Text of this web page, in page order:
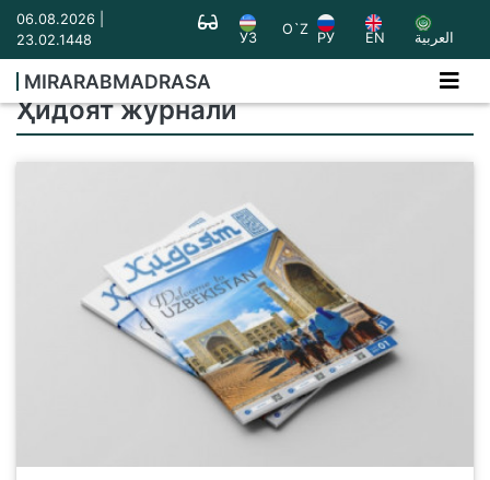
06.08.2026 |
23.02.1448
УЗ
O`Z
РУ EN العربية
MIRARABMADRASA
Ҳидоят журнали